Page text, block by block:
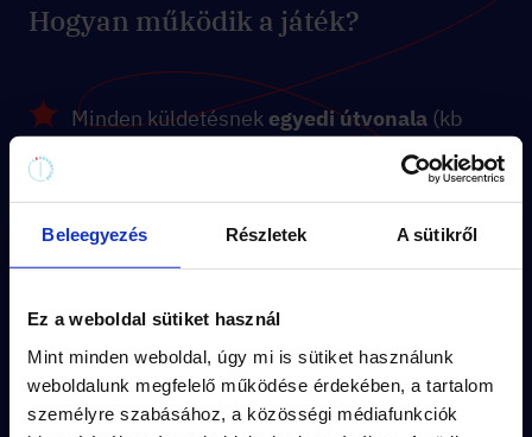
Beleegyezés Részletek A sütikről
Ez a weboldal sütiket használ
Mint minden weboldal, úgy mi is sütiket használunk
weboldalunk megfelelő működése érdekében, a tartalom
személyre szabásához, a közösségi médiafunkciók
Hogyan működik a játék?
Minden küldetésnek egyedi útvonala (kb
van.
A feladványok a küldetésizgalmas
történetébe
illeszkednek.
megoldásokat.
Vedd meg pár kattintással ésjátsszatok
akár azonnal!